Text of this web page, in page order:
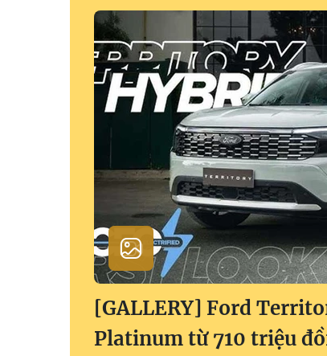
[GALLERY] Ford
Platinum từ 710 triệu